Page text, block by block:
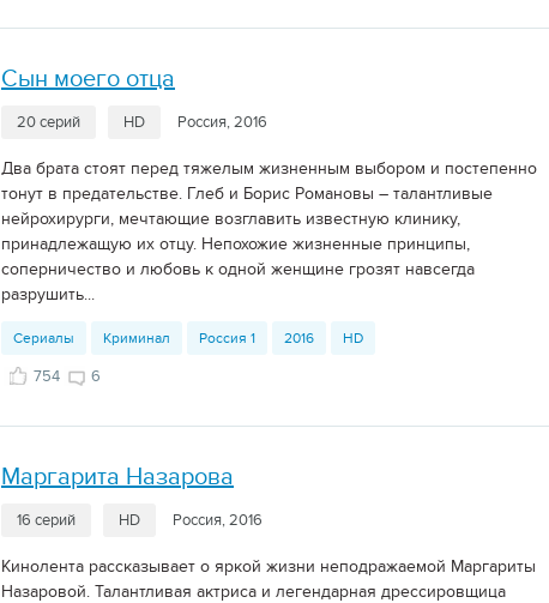
Сын моего отца
20 серий HD Россия, 2016
Два брата стоят перед тяжелым жизненным выбором и постепенно
тонут в предательстве. Глеб и Борис Романовы – талантливые
нейрохирурги, мечтающие возглавить известную клинику,
принадлежащую их отцу. Непохожие жизненные принципы,
соперничество и любовь к одной женщине грозят навсегда
разрушить...
Сериалы Криминал Россия 1 2016 HD
754 6
Маргарита Назарова
16 серий HD Россия, 2016
Кинолента рассказывает о яркой жизни неподражаемой Маргариты
Назаровой. Талантливая актриса и легендарная дрессировщица